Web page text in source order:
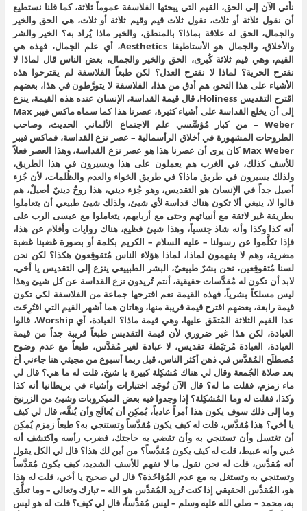
نأتي الآن إلى الحق، القيم التي يبحثها الفلاسفة عموماً ثلاثة، كما قلنا نستطيع
أن نقول ثلاثة أو ثلاث، نقول ثلاث قيم وقيم ثلاثة أو ثلاث، هي الحق والخير
والجمال، الحق له علاقة بماذا؟ بالمنطق، والخير ماذا يُراد به؟ الخير والشر
والأخلاق، والجمال هو الأستاطيقا Aesthetics، أي علم الجمال، فهذه هي
القيم، وهي قيم ثلاثة كُبرى، الحق والخير والجمال، بعض الناس قال لماذا لا
نقترح الحرية؟ لماذا لا نقترح العدل؟ لكن طبعاً الفلاسفة لم يقترحوا هذه
الأشياء على هذا النحو، هم أدق من هذا، الفلاسفة لا يتورَّطون في هذا، بعضهم
اقترح التقديس Holiness، قال قيمة القداسة، الإنسان عنده هذه القيمة، ينزع
إلى أن يخلع القداسة على أشياء كثيرة، عصرنا هذا كما سماه ماكس فيبر Max
Weber – من كبار مُؤسِّسي علم الاجتماع الألماني الحديث، وصاحب
الطروحات المشهورة في أخلاق الرأسمالية – عصر نزع القداسة، فماكس فيبر
Max Weber كان يرى أن عصرنا هذا هو عصر نزع القداسة، وهذا العصر فعلاً
للأسف كذلك، في الغرب هم يعملون على هذا ويسيرون في هذا الطريق،
ولذلك يسيرون في طريق ماذا؟ في طريق الخواء والعدم والظُلمات، لأن جُزء
أصيل جداً في الإنسان هو التقديس، وهو جُزء ديني، هذا روحٌ دينيٌ أصيلٌ، هم
قالوا لا، ينبغي ألا تكون هناك قداسة لأي شيئ، ولذلك شيئ طبيعي أن يتعاملوا
بطريقة غير لائقة مع أنبيائهم وحتى مع أربابهم، يتعاملوا مع عيسى الرب على
أنه كذا وكذا وأنه شاذ جنسياً، وهذا شيئ فظيع، هناك روايات وأفلام عن هذا،
فإذا تكلَّموا عن رسولنا – عليه السلام – الكريم بكلمة أو بصورة غضبنا غضبة
مضرية، وهم لا يفهمون لماذا، لماذا هؤلاء الناس مُتقوقِعون هكذا؟ لكن نحن
لسنا مُتقوقِعين، نحن بشرٌ طبيعيٌ، البشر الطبييعي ينزع إلى التقديس يا أخي،
لابد أن تكون له مُقدَّسات حقيقية، أنتم تُريدون نزع القداسة عن كل شيئ وهذا
ليس مسلكاً بشرياً، فهذه القيمة نعم اقترحها جماعة من الفلاسفة لكي تكون
قيمة رابعة، بعضهم اقترح قيمة قريبة منها، وهاتان هما أشهر القيم التي اقتُرِحَت
عدا القيم الثلاثة المُتفَق عليها، وهي قيمة ماذا؟ العبادة، أي Worship، قالوا
العبادة، لكن هذا غير ضروري لأن قيمة التقديس طبعاً قريبة جداً من قيمة
العبادة، العبادة مُرتبَطة تقديس، لا عبادة لغير مُقدَّس، طبعاً مع عدم وضوح
مُصطلَح المُقدَّس في ذهن أكثر الناس، قبل ربما أسبوع من مجيئي هنا جاءني أخ
بعد صلاة الجُمعة وقال لي هناك مُشكِلة كبيرة يا شيخ، قلت له ما هي؟ قال لي
ماء زمزم، فقلت ما له؟ قال الآن تُوجَد اختبارات وأشياء في بريطانيا أنه كذا
وكذا، فقلت له وما المُشكِلة؟ إذا وجدوا فيه بعض الميكروبات وشيئ من الزرنيخ
وما إلى ذلك سوف يكون هذا أمراً عادياً، يُمكِن أن يُعالَج وأن يُنقَّه، قال لي كيف
يا أخي؟ هذا مُقدَّس، قلت له كيف يكون مُقدَّساً وتستنجي به؟ طبعاً زمزم يُمكِن
أن تغتسل وأن تستنجي به وأن تقضي به حاجتك، فضرب رأسه واكتشف أنه
غبي وأنه عبيط، قلت له كيف يكون مُقدَّساً؟ من أين لك هذا؟ قال لي الكل يقول
أنه مُقدَّس، قلت له نحن نقول ما لا نفهم للأسف الشديد، كيف يكون مُقدَّساً
وتستنجي به وتستغل به مع عدم المُؤاخَذة؟ قال لي صحيح يا أخي، قلت له هذا
هو، المُقدَّس الحقيقي إذا كنت تُريد المُقدَّس هو الله – تبارك وتعالى – وما تعلَّق
به، محمد – صلى الله عليه وسلم – ليس مُقدَّساً، قال لي كيف؟ قلت له هو ليس